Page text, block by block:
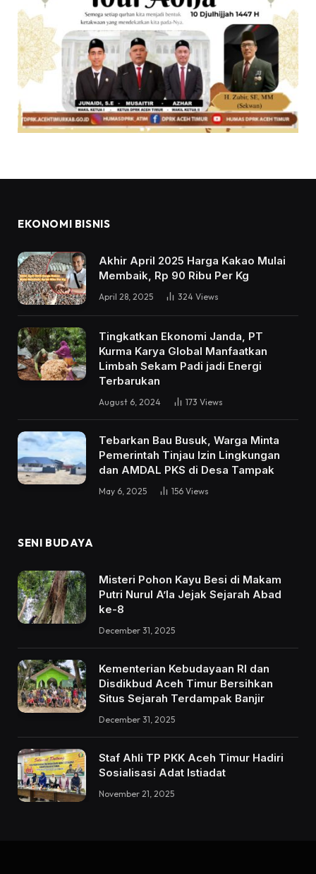
EKONOMI BISNIS
Akhir April 2025 Harga Kakao Mulai
Membaik, Rp 90 Ribu Per Kg
April 28, 2025 324 Views
Tingkatkan Ekonomi Janda, PT
Kurma Karya Global Manfaatkan
Limbah Sekam Padi jadi Energi
Terbarukan
August 6, 2024 173 Views
Tebarkan Bau Busuk, Warga Minta
Pemerintah Tinjau Izin Lingkungan
dan AMDAL PKS di Desa Tampak
May 6, 2025 156 Views
SENI BUDAYA
Misteri Pohon Kayu Besi di Makam
Putri Nurul A’la Jejak Sejarah Abad
ke-8
December 31, 2025
Kementerian Kebudayaan RI dan
Disdikbud Aceh Timur Bersihkan
Situs Sejarah Terdampak Banjir
December 31, 2025
Staf Ahli TP PKK Aceh Timur Hadiri
Sosialisasi Adat Istiadat
November 21, 2025